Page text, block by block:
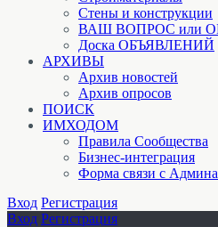
Стены и конструкции
ВАШ ВОПРОС или
Доска ОБЪЯВЛЕНИЙ
АРХИВЫ
Архив новостей
Архив опросов
ПОИСК
ИМХОДОМ
Правила Сообщества
Бизнес-интеграция
Форма связи с
Вход Регистрация
Вход Регистрация